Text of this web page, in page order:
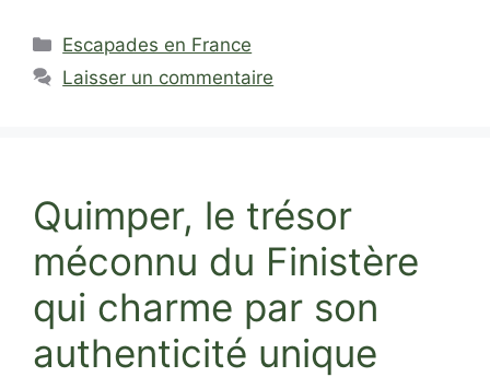
Catégories
Escapades en France
Laisser un commentaire
Quimper, le trésor
méconnu du Finistère
qui charme par son
authenticité unique